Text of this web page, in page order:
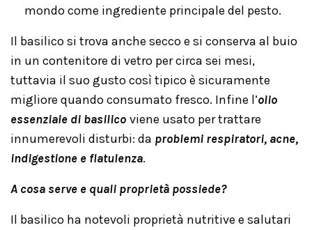
mondo come ingrediente principale del pesto.
Il basilico si trova anche secco e si conserva al buio
in un contenitore di vetro per circa sei mesi,
tuttavia il suo gusto così tipico è sicuramente
migliore quando consumato fresco. Infine l’olio
essenziale di basilico viene usato per trattare
innumerevoli disturbi: da problemi respiratori, acne,
indigestione e flatulenza.
A cosa serve e quali proprietà possiede?
Il basilico ha notevoli proprietà nutritive e salutari